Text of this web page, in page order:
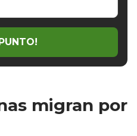
migran por